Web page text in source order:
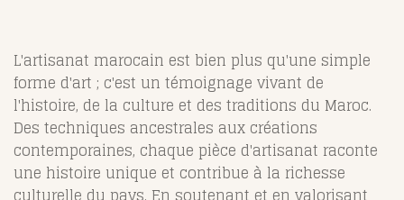
L'artisanat marocain est bien plus qu'une simple
forme d'art ; c'est un témoignage vivant de
l'histoire, de la culture et des traditions du Maroc.
Des techniques ancestrales aux créations
contemporaines, chaque pièce d'artisanat raconte
une histoire unique et contribue à la richesse